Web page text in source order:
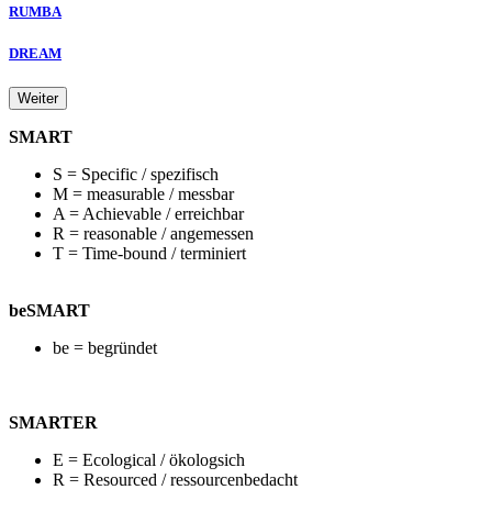
RUMBA
DREAM
Weiter
SMART
S = Specific / spezifisch
M = measurable / messbar
A = Achievable / erreichbar
R = reasonable / angemessen
T = Time-bound / terminiert
beSMART
be = begründet
SMARTER
E = Ecological / ökologsich
R = Resourced / ressourcenbedacht